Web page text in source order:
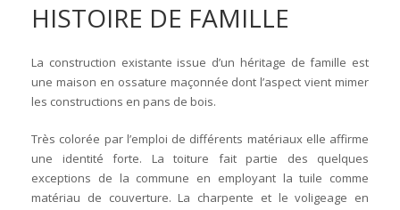
HISTOIRE DE FAMILLE
La construction existante issue d’un héritage de famille est
une maison en ossature maçonnée dont l’aspect vient mimer
les constructions en pans de bois.
Très colorée par l’emploi de différents matériaux elle affirme
une identité forte. La toiture fait partie des quelques
exceptions de la commune en employant la tuile comme
matériau de couverture. La charpente et le voligeage en